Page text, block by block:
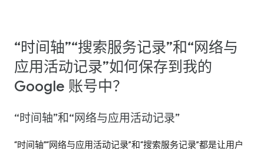
“时间轴”“搜索服务记录”和“网络与
应用活动记录”如何保存到我的
Google 账号中？
“时间轴”和“网络与应用活动记录”
“时间轴”“网络与应用活动记录”和“搜索服务记录”都是让用户